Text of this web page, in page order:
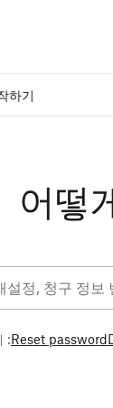
하기
어떻
:Reset password